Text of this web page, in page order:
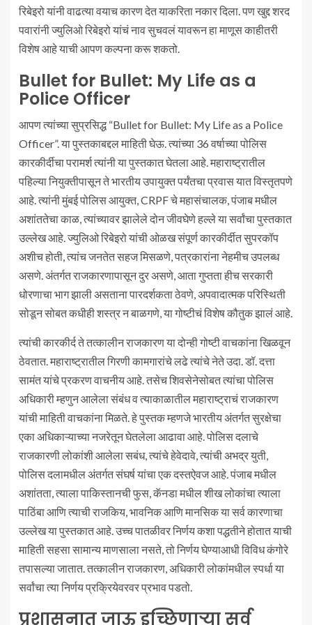
रिबेइरो यांनी वाढत्या वयाच कारण देत याकरिता नकार दिला. पण खुद्द शरद
पवारांनी ज्युलिओ रिबेइरो यांचं नाव सुचवलं यावरून हा माणूस काहीतरी
विशेष आहे याची आपण कल्पना करू शकतो.
Bullet for Bullet: My Life as a
Police Officer
आपण त्यांच्या सुप्रसिद्ध “Bullet for Bullet: My Life as a Police
Officer”. या पुस्तकाबद्दल माहिती घेऊ. त्यांच्या 36 वर्षाच्या पोलिस
कारकीर्दीचा परामर्श त्यांनी या पुस्तकात घेतला आहे. महाराष्ट्रातील
पहिल्या नियुक्तीपासून ते भारतीय उपायुक्त पर्यंतचा प्रवास यात विस्तृतपणे
आहे. त्यांनी मुंबई पोलिस आयुक्त, CRPF चे महासंचालक, पंजाब मधील
अशांततेचा काळ, त्यांच्यावर झालेले दोन जीवघेणे हल्ले या सर्वांचा पुस्तकात
उल्लेख आहे. ज्युलिओ रिबेइरो यांची ओळख संपूर्ण कारकीर्दीत सुपरकॉप
अशीच होती, त्यांच जनतेत सहज मिसळणे, पत्रकारांना नेहमीच उपलब्ध
असणे. अंतर्गत राजकारणापासून दुर असणे, आता गुप्तता हीच सरकारी
धोरणाचा भाग झाली असताना पारदर्शकता ठेवणे, अपवादात्मक परिस्थिती
सोडून सोबत कधीही शस्त्र न बाळगणे, या गोष्टीचं विशेष कौतुक झालं आहे.
त्यांची कारकीर्द ते तत्कालीन राजकारण या दोन्ही गोष्टी वाचकांना खिळवून
ठेवतात. महाराष्ट्रातील गिरणी कामगारांचे लढे त्यांचे नेते उदा. डॉ. दत्ता
सामंत यांचे प्रकरण वाचनीय आहे. तसेच शिवसेनेसोबत त्यांचा पोलिस
अधिकारी म्हणुन आलेला संबंध व त्याकाळातील महाराष्ट्राचं राजकारण
यांची माहिती वाचकांना मिळते. हे पुस्तक म्हणजे भारतीय अंतर्गत सुरक्षेचा
एका अधिकाऱ्याच्या नजरेतून घेतलेला आढावा आहे. पोलिस दलाचे
राजकारणी लोकांशी आलेला सबंध, त्यांचे हेवेदावे, त्यांची अभद्र युती,
पोलिस दलामधील अंतर्गत संघर्ष यांचा एक दस्तऐवज आहे. पंजाब मधील
अशांतता, त्याला पाकिस्तानची फुस, कॅनडा मधील शीख लोकांचा त्याला
पाठिंबा आणि त्याची राजकिय, भावनिक आणि मानसिक या सर्व कारणाचा
उल्लेख या पुस्तकात आहे. उच्च पातळीवर निर्णय कशा पद्धतीने होतात याची
माहिती सहसा सामान्य माणसाला नसते, तो निर्णय घेण्याआधी विविध कंगोरे
तपासल्या जातात. तत्कालीन राजकारण, अधिकारी लोकांमधील स्पर्धा या
सर्वांचा त्या निर्णय प्रक्रियेवरवर प्रभाव पडतो.
प्रशासनात जाऊ इच्छिणाऱ्या सर्व